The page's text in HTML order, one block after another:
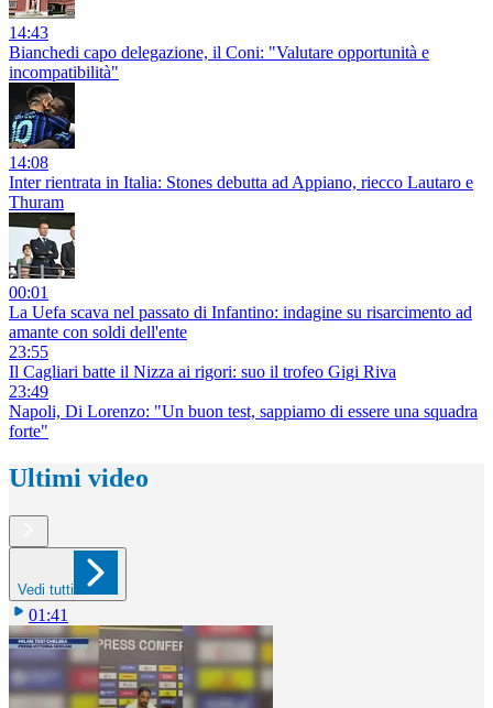
14:43
Bianchedi capo delegazione, il Coni: "Valutare opportunità e
incompatibilità"
14:08
Inter rientrata in Italia: Stones debutta ad Appiano, riecco Lautaro e
Thuram
00:01
La Uefa scava nel passato di Infantino: indagine su risarcimento ad
amante con soldi dell'ente
23:55
Il Cagliari batte il Nizza ai rigori: suo il trofeo Gigi Riva
23:49
Napoli, Di Lorenzo: "Un buon test, sappiamo di essere una squadra
forte"
Ultimi video
Vedi tutti
01:41